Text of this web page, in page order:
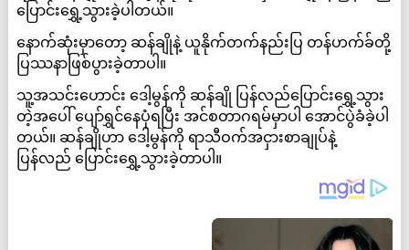
ပြောင်းရွှေ့သွားခဲ့ပါတယ်။
နောက်ဆုံးမှာတော့ ဆန်ချိုနဲ့ ယူနိုက်တက်နည်းပြ တန်ဟက်ခ်တို့
ပြဿနာဖြစ်ပွားခဲ့တာပါ။
သူ့အသင်းဟောင်း ဒေါ့မွန်ကို ဆန်ချို ပြန်လည်ပြောင်းရွှေ့သွား
တဲ့အပေါ် ပျော်ရွှင်နေပုံရပြီး အင်စတာဂရမ်မှာပါ အောင်ပွဲခံခဲ့ပါ
တယ်။ ဆန်ချိုဟာ ဒေါ့မွန်ကို ရာသီဝက်အငှားစာချုပ်နဲ့
ပြန်လည် ပြောင်းရွှေ့သွားခဲ့တာပါ။